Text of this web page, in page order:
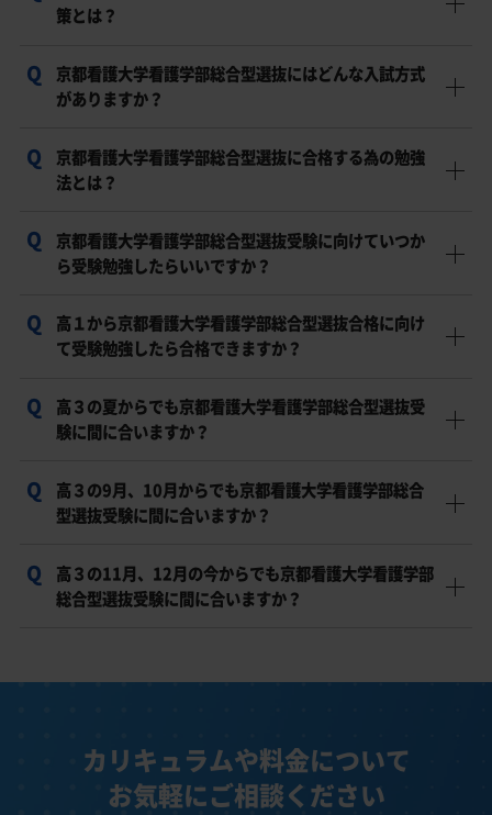
策とは？
京都看護大学看護学部総合型選抜で合格を目指すには、
入試傾向を把握し、志望理由書・小論文・面接・学力試
京都看護大学看護学部総合型選抜にはどんな入試方式
がありますか？
京都看護大学看護学部では総合型選抜が実施されてお
り、出願書類、第1次選考、第2次選考、大学入学共通テ
京都看護大学看護学部総合型選抜に合格する為の勉強
法とは？
まず現在の学力や強みを把握し、京都看護大学看護学部
総合型選抜の出願条件や選考方法に合わせて、志望理由
大切です。
京都看護大学看護学部総合型選抜受験に向けていつか
ら受験勉強したらいいですか？
総合型選抜対策は早ければ早いほど有利です。高1・高2
のうちから志望理由や活動実績を準備しておくことで、
高１から京都看護大学看護学部総合型選抜合格に向け
て受験勉強したら合格できますか？
高1から準備を始めれば、自己分析、評定、活動実績、文
章力、面接力を段階的に積み上げやすく、合格可能性を
高３の夏からでも京都看護大学看護学部総合型選抜受
験に間に合いますか？
可能性はありますが、出願までの期間が短いため、志望
理由書、小論文、面接、必要に応じた学力試験対策を優
高３の9月、10月からでも京都看護大学看護学部総合
型選抜受験に間に合いますか？
状況次第では間に合う可能性がありますが、現状の学
力・実績・出願条件との距離を確認し、限られた期間で
高３の11月、12月の今からでも京都看護大学看護学部
総合型選抜受験に間に合いますか？
カリキュラムや料金について
お気軽にご相談ください